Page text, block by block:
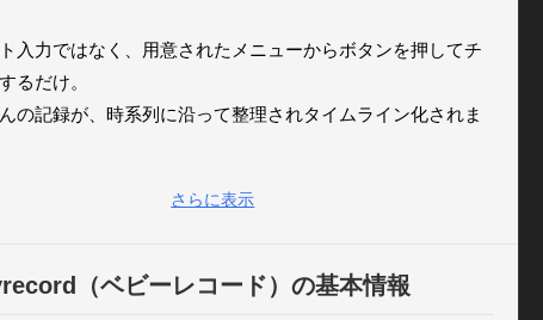
入力ではなく、用意されたメニューからボタンを押してチ
るだけ。
の記録が、時系列に沿って整理されタイムライン化されま
加・編集など後から修正できるから、赤ちゃんが寝ている
さらに表示
（ベビーレコード）の基本情報